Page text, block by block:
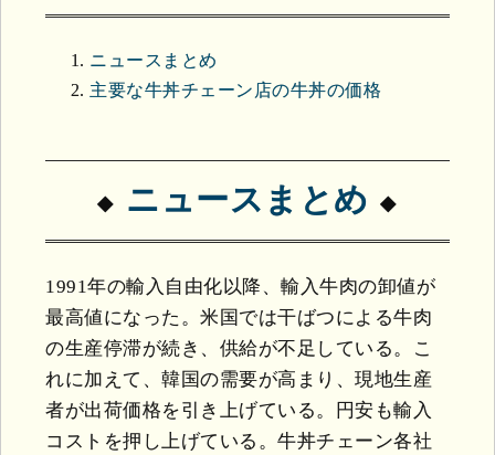
ニュースまとめ
主要な牛丼チェーン店の牛丼の価格
ニュースまとめ
1991年の輸入自由化以降、輸入牛肉の卸値が
最高値になった。米国では干ばつによる牛肉
の生産停滞が続き、供給が不足している。こ
れに加えて、韓国の需要が高まり、現地生産
者が出荷価格を引き上げている。円安も輸入
コストを押し上げている。牛丼チェーン各社